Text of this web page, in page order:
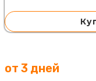
от 3 дней